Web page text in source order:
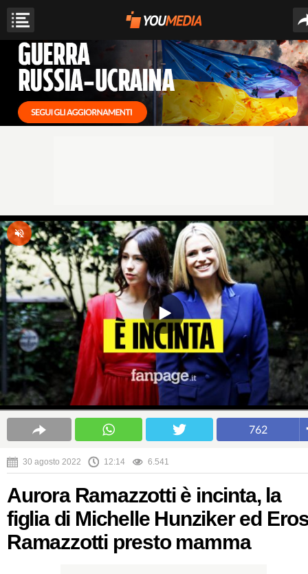
762
30 agosto 2022 12:14 6.541
Aurora Ramazzotti è incinta, la
figlia di Michelle Hunziker ed
Ramazzotti presto mamma